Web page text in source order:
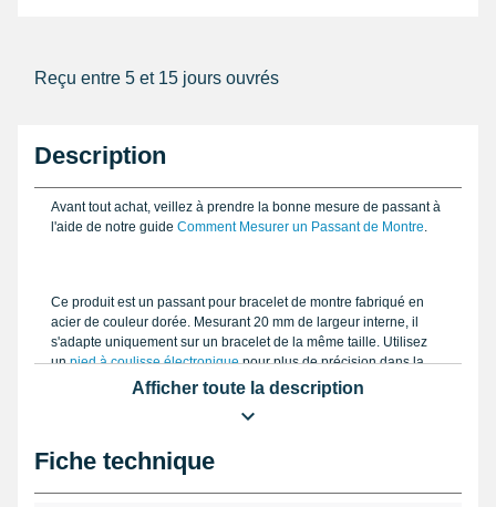
Reçu entre 5 et 15 jours ouvrés
Description
Avant tout achat, veillez à prendre la bonne mesure de passant à
l'aide de notre guide Comment Mesurer un Passant de Montre.
Ce produit est un passant pour bracelet de montre fabriqué en
acier de couleur dorée. Mesurant 20 mm de largeur interne, il
s'adapte uniquement sur un bracelet de la même taille. Utilisez
unpied à coulisse électroniquepour plus de précision dans la
prise de vos mesures. Ce passant de montre est utile pour garder
un bracelet solidement attaché au poignet, sans que la languette
C'est un produit qui s'adapte sur tout type de montre, notamment
Afficher toute la description
Fiche technique